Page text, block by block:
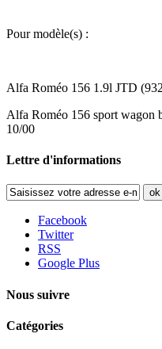
Pour modèle(s) :
Alfa Roméo 156 1.9l JTD
Alfa Roméo 156 sport wagon
10/00
Lettre d'informations
ok
Facebook
Twitter
RSS
Google Plus
Nous suivre
Catégories